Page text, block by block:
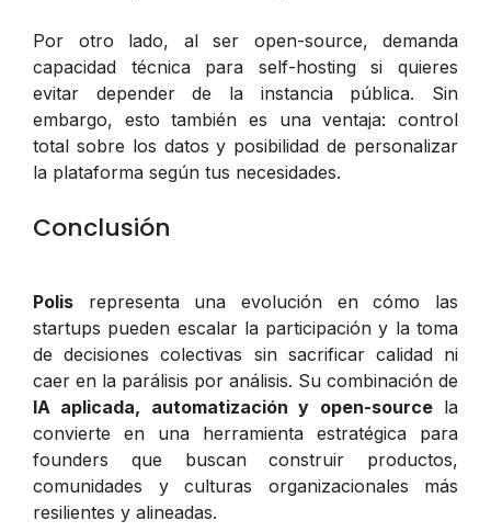
Por otro lado, al ser open-source, demanda
capacidad técnica para self-hosting si quieres
evitar depender de la instancia pública. Sin
embargo, esto también es una ventaja: control
total sobre los datos y posibilidad de personalizar
la plataforma según tus necesidades.
Conclusión
Polis representa una evolución en cómo las
startups pueden escalar la participación y la toma
de decisiones colectivas sin sacrificar calidad ni
caer en la parálisis por análisis. Su combinación de
IA aplicada, automatización y open-sourcela
convierte en una herramienta estratégica para
founders que buscan construir productos,
comunidades y culturas organizacionales más
resilientes y alineadas.